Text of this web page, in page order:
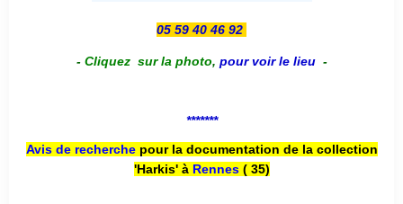
05 59 40 46 92
- Cliquez sur la photo, pour voir le lieu -
*******
Avis de recherche pour la documentation de la collection
'Harkis' à Rennes( 35)